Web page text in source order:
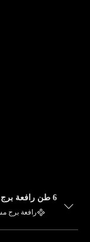
6 طن رافعة برج بدون رأس فوق التمرير PT5510 طلب للمشترين
رافعة برج